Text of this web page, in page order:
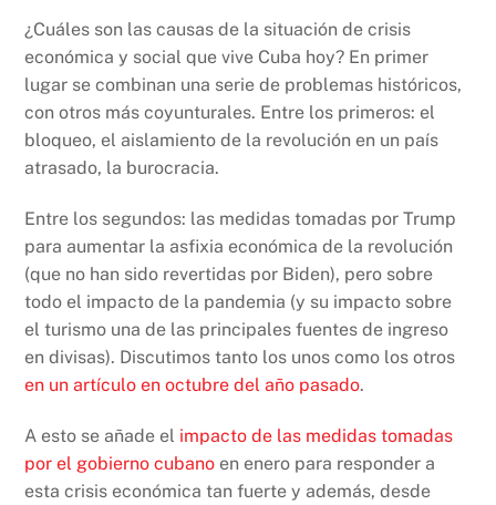
¿Cuáles son las causas de la situación de crisis
económica y social que vive Cuba hoy? En primer
lugar se combinan una serie de problemas históricos,
con otros más coyunturales. Entre los primeros: el
bloqueo, el aislamiento de la revolución en un país
atrasado, la burocracia.
Entre los segundos: las medidas tomadas por Trump
para aumentar la asfixia económica de la revolución
(que no han sido revertidas por Biden), pero sobre
todo el impacto de la pandemia (y su impacto sobre
el turismo una de las principales fuentes de ingreso
en divisas). Discutimos tanto los unos como los otros
en un artículo en octubre del año pasado.
A esto se añade el impacto de las medidas tomadas
por el gobierno cubano en enero para responder a
esta crisis económica tan fuerte y además, desde